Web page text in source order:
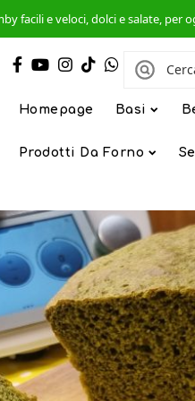
facili e veloci, dolci e salate,
Homepage Basi
Prodotti Da Forno